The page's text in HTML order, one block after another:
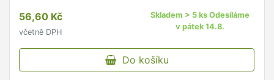
56,60 Kč
včetně DPH
Skladem > 5 ks Odesíláme
v pátek 14.8.
Do košíku